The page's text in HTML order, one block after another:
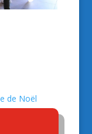
de Noël